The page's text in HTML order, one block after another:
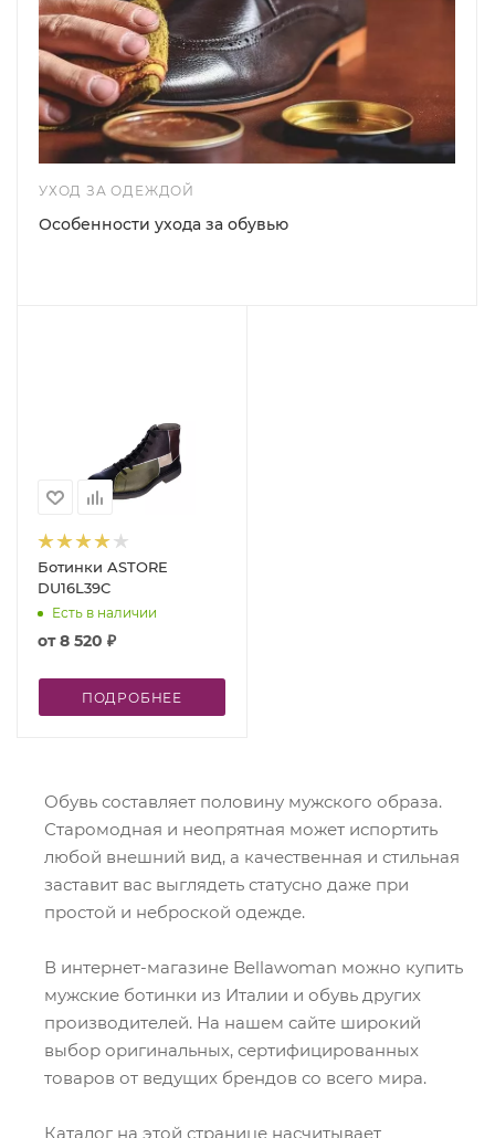
УХОД ЗА ОДЕЖДОЙ
Особенности ухода за обувью
Ботинки ASTORE
DU16L39C
Есть в наличии
от8 520 ₽
ПОДРОБНЕЕ
Обувь составляет половину мужского образа.
Старомодная и неопрятная может испортить
любой внешний вид, а качественная и стильная
заставит вас выглядеть статусно даже при
простой и неброской одежде.
В интернет-магазине Bellawoman можно купить
мужские ботинки из Италии и обувь других
производителей. На нашем сайте широкий
выбор оригинальных, сертифицированных
товаров от ведущих брендов со всего мира.
Каталог на этой странице насчитывает